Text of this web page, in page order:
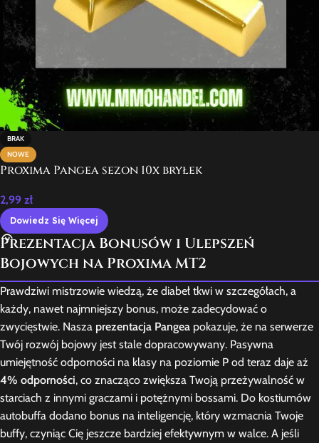
BRAK
NOWE
Proxima Pangea sezon 10x bryłek
2,99 zł
Dowiedz Się Więcej
Prezentacja Bonusów i Ulepszeń
Bojowych na Proxima MT2
Prawdziwi mistrzowie wiedzą, że diabeł tkwi w szczegółach, a
każdy, nawet najmniejszy bonus, może zadecydować o
zwycięstwie. Nasza prezentacja Pangea pokazuje, że na serwerze
Twój rozwój bojowy jest stale dopracowywany. Pasywna
umiejętność odporności na klasy na poziomie P od teraz daje aż
4% odporności, co znacząco zwiększa Twoją przeżywalność w
starciach z innymi graczami i potężnymi bossami. Do kostiumów
autobuffa dodano bonus na inteligencję, który wzmacnia Twoje
buffy, czyniąc Cię jeszcze bardziej efektywnym w walce. A jeśli